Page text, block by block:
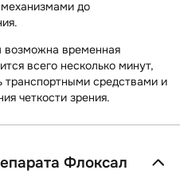
до
возможна временная
всего несколько минут,
транспортными средствами и
четкости зрения.
Флоксал